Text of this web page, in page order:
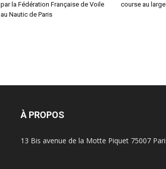
par la Fédération Française de Voile
au Nautic de Paris
course au large
À PROPOS
13 Bis avenue de la Motte Piquet 75007